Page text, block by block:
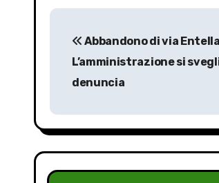
N
i
g
a
Abbandono di via
L’amministrazione si
denuncia